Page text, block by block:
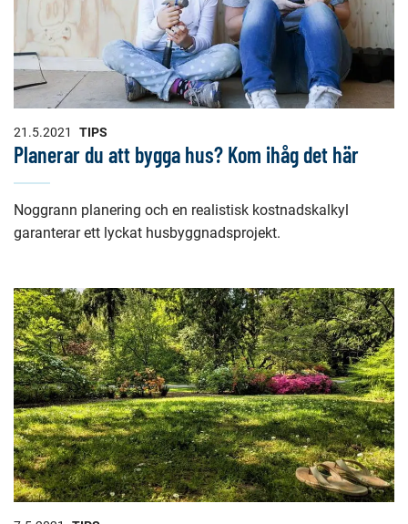
21.5.2021 TIPS
Planerar du att bygga hus? Kom ihåg det här
Noggrann planering och en realistisk kostnadskalkyl
garanterar ett lyckat husbyggnadsprojekt.